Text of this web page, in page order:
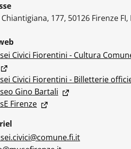
177, 50126 Firenze FI,
Civici Fiorentini - Cultura
Civici Fiorentini - Billetterie
Gino Bartali
Firenze